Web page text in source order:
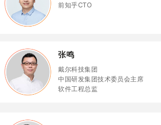
前知乎CTO
张鸣
戴尔科技集团
中国研发集团技术委员会主席
软件工程总监